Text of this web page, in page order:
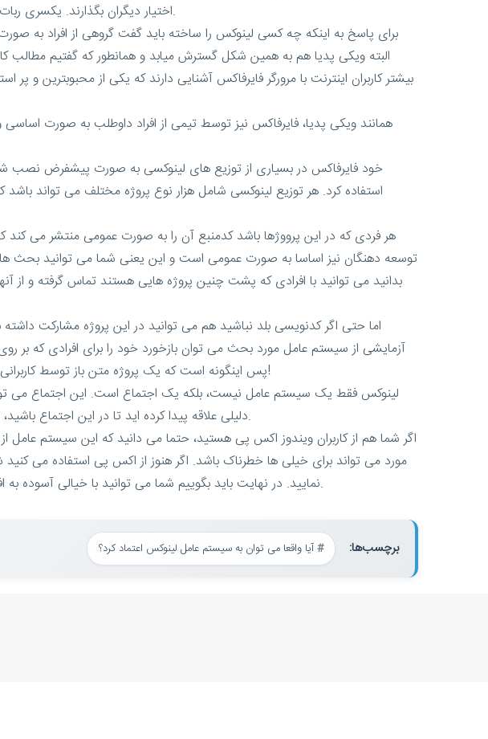
اختیار دیگران بگذارند. یکسری ربات برنامه نویسی شده دیگر هم وجود دارد که ارتباطات را به صورت هوشمند در این وب سایت برقرار می کنند.
برای پاسخ به اینکه چه کسی لینوکس را ساخته باید گفت گروهی از افراد به
البته ویکی پدیا هم به همین شکل گسترش میابد و همانطور که گفتیم مطالب
بیشتر کاربران اینترنت با مرورگر فایرفاکس آشنایی دارند که یکی از محبوبترین و
همانند ویکی پدیا، فایرفاکس نیز توسط تیمی از افراد داوطلب به صورت
خود فایرفاکس در بسیاری از توزیع های لینوکسی به صورت پیشفرض نصب
استفاده کرد. هر توزیع لینوکسی شامل هزار نوع پروژه مختلف می تواند
هر فردی که در این پرووژها باشد کدمنبع آن را به صورت عمومی منتشر می کند
توسعه دهنگان نیز اساسا به صورت عمومی است و این یعنی شما می توانید بحث
بدانید می توانید با افرادی که پشت چنین پروژه هایی هستند تماس گرفته و
اما حتی اگر کدنویسی بلد نباشید هم می توانید در این پروژه مشارکت
آزمایشی از سیستم عامل مورد بحث می توان بازخورد خود را برای افرادی که بر
پس اینگونه است که یک پروژه متن باز توسط کاربرانی مشتاق و فعال، ایجاد شده و توسعه داده می شود. پس در نهایت چه کسی لینوکس را ساخته؟ خود شما!
لینوکس فقط یک سیستم عامل نیست، بلکه یک اجتماع است. این اجتماع می
دلیلی علاقه پیدا کرده اید تا در این اجتماع باشید، می توانید از هم اکنون به جمع لینوکسی ها پیوسته و در گسترش این نرم افزار متن باز به دیگران کمک کنید.
اگر شما هم از کاربران ویندوز اکس پی هستید، حتما می دانید که این سیستم
مورد می تواند برای خیلی ها خطرناک باشد. اگر هنوز از اکس پی استفاده می
نمایید. در نهایت باید بگوییم شما می توانید با خیالی آسوده به افرادی که لینوکس را توسعه می دهند اعتماد کنید و حتی اگر بخواهید خودتان هم به جمع آنها اضافه شوید.
برچسب‌ها: آیا واقعا می توان به سیستم عامل لینوکس اعتماد کرد؟